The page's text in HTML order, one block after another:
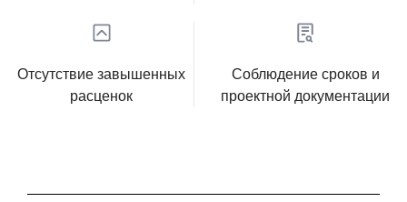
Отсутствие завышенных
расценок
Соблюдение сроков и
проектной документации